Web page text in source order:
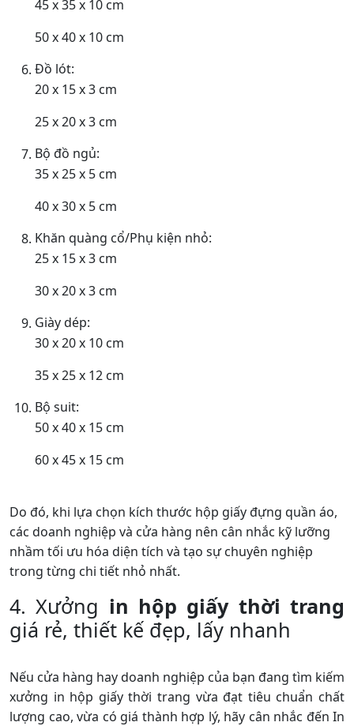
45 x 35 x 10 cm
50 x 40 x 10 cm
Đồ lót:
20 x 15 x 3 cm
25 x 20 x 3 cm
Bộ đồ ngủ:
35 x 25 x 5 cm
40 x 30 x 5 cm
Khăn quàng cổ/Phụ kiện nhỏ:
25 x 15 x 3 cm
30 x 20 x 3 cm
Giày dép:
30 x 20 x 10 cm
35 x 25 x 12 cm
Bộ suit:
50 x 40 x 15 cm
60 x 45 x 15 cm
Do đó, khi lựa chọn kích thước hộp giấy đựng quần áo,
các doanh nghiệp và cửa hàng nên cân nhắc kỹ lưỡng
nhầm tối ưu hóa diện tích và tạo sự chuyên nghiệp
trong từng chi tiết nhỏ nhất.
4. Xưởng in hộp giấy thời trang
giá rẻ, thiết kế đẹp, lấy nhanh
Nếu cửa hàng hay doanh nghiệp của bạn đang tìm kiếm
xưởng in hộp giấy thời trang vừa đạt tiêu chuẩn chất
lượng cao, vừa có giá thành hợp lý, hãy cân nhắc đến In